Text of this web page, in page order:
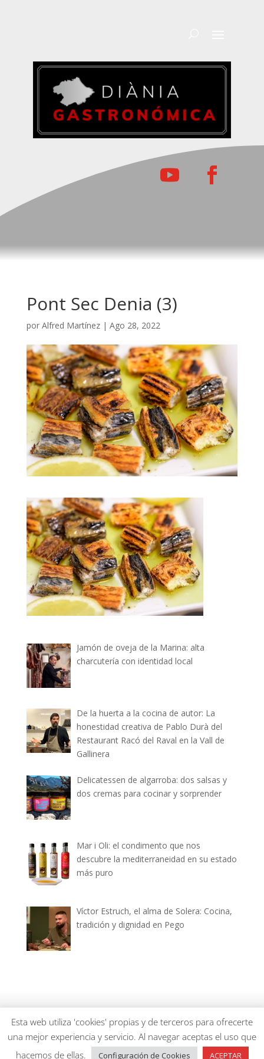
Pont Sec Denia (3)
por Alfred Martínez| Ago 28, 2022
Jamón de oveja de la Marina: alta
charcutería con identidad local
De la huerta a la cocina de autor: La
honestidad creativa de Pablo Durà del
Restaurant Racó del Raval en la Vall de
Gallinera
Delicatessen de algarroba: dos salsas y
dos cremas para cocinar y sorprender
Mar i Oli: el condimento que nos
descubre la mediterraneidad en su estado
más puro
Víctor Estruch, el alma de Solera: Cocina,
tradición y dignidad en Pego
dianiagastronomica.com © 2026
Esta web utiliza 'cookies' propias y de terceros para ofrecerte
una mejor experiencia y servicio. Al navegar aceptas el uso que
hacemos de ellas.
Configuración de Cookies ACEPTAR